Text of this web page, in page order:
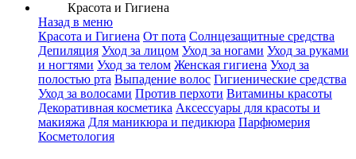
Красота и Гигиена
Назад в меню
Красота и Гигиена От пота Солнцезащитные средства
Депиляция Уход за лицом Уход за ногами Уход за руками
и ногтями Уход за телом Женская гигиена Уход за
полостью рта Выпадение волос Гигиенические средства
Уход за волосами Против перхоти Витамины красоты
Декоративная косметика Аксессуары для красоты и
макияжа Для маникюра и педикюра Парфюмерия
Косметология